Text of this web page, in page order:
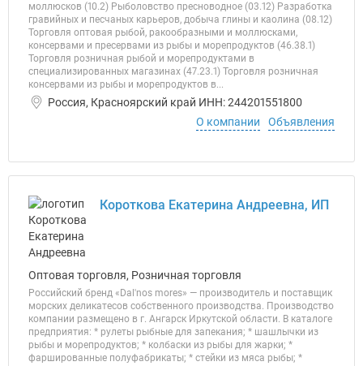
моллюсков (10.2) Рыболовство пресноводное (03.12) Разработка
гравийных и песчаных карьеров, добыча глины и каолина (08.12)
Торговля оптовая рыбой, ракообразными и моллюсками,
консервами и пресервами из рыбы и морепродуктов (46.38.1)
Торговля розничная рыбой и морепродуктами в
специализированных магазинах (47.23.1) Торговля розничная
консервами из рыбы и морепродуктов в...
Россия, Красноярский край ИНН: 244201551800
О компании
Объявления
Короткова Екатерина Андреевна, ИП
Оптовая торговля, Розничная торговля
Российский бренд «Dal'nos mores» — производитель и поставщик
морских деликатесов собственного производства. Производство
компании размещено в г. Ангарск Иркутской области. В каталоге
предприятия: * рулеты рыбные для запекания; * шашлычки из
рыбы и морепродуктов; * колбаски из рыбы для жарки; *
фаршированные полуфабрикаты; * стейки из мяса рыбы; *